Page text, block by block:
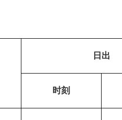
日出
时刻